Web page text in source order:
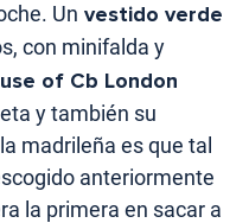
Un vestido verde
con minifalda y
of Cb London
y también su
madrileña es que tal
anteriormente
la primera en sacar a